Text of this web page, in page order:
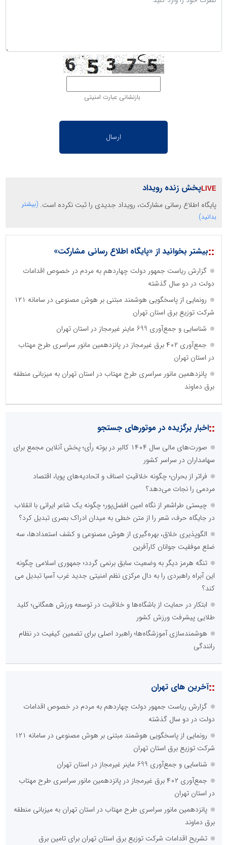
بازنشانی عبارت امنیتی
پخش زنده رویداد
پایگاه اطلاع رسانی مشارکت، رویداد جدیدی را ثبت نکرده است. (بیشتر
بدانید)
::بیشتر بخوانید از «پایگاه اطلاع رسانی مشارکت»
گزارش ریاست جمهور دولت چهاردهم به مردم در خصوص اقدامات
دولت در دو سال گذشته
رونمایی از پاسخگویی هوشمند مبتنی بر هوش مصنوعی در سامانه ۱۲۱
شرکت توزیع برق استان تهران
شناسایی و جمع‌آوری 699 ماینر غیرمجاز در استان تهران
جمع‌آوری ۴۰۲ برق غیرمجاز در پانزدهمین مانور سراسری طرح مهتاب
در استان تهران
پانزدهمین مانور سراسری طرح مهتاب در استان تهران به میزبانی منطقه
برق دماوند
::اخبار برگزیده در موتورهای جستجو
صورت‌های مالی سال ۱۴۰۴ کالبر در بوته رأی؛ پخش آنلاین مجمع برای
سهامداران در سراسر کشور
فراتر از بحران؛ چگونه خلاقیتِ اصناف و اتحادیه‌های پویا، اقتصاد
مردمی را نجات می‌دهد؟
چیستی طراشعر از نگاه امین افضل‌پور؛ چگونه یک شاعر ایرانی با انقلاب
در جایگاه حرف، شعر را از متن خطی به میدان ادراک بصری تبدیل کرد؟
الگوپذیری خلاق، بهره‌گیری از هوش مصنوعی و کشف استعدادها، سه
ضلع موفقیت جوانان کارآفرین
تنگه هرمز دیگر به وضعیت سابق برنمی گردد؛ جمهوری اسلامی چگونه
این آبراه راهبردی را به دال مرکزی نظم امنیتی جدید غرب آسیا تبدیل می
کند؟
ابتکار در حمایت از باشگاه‌ها و خلاقیت در توسعه ورزش همگانی؛ کلید
طلایی پیشرفت ورزش کشور
هوشمندسازی آموزشگاه‌ها؛ راهبرد اصلی برای تضمین کیفیت در نظام
رانندگی
::آخرین های تهران
گزارش ریاست جمهور دولت چهاردهم به مردم در خصوص اقدامات
دولت در دو سال گذشته
رونمایی از پاسخگویی هوشمند مبتنی بر هوش مصنوعی در سامانه ۱۲۱
شرکت توزیع برق استان تهران
شناسایی و جمع‌آوری 699 ماینر غیرمجاز در استان تهران
جمع‌آوری ۴۰۲ برق غیرمجاز در پانزدهمین مانور سراسری طرح مهتاب
در استان تهران
پانزدهمین مانور سراسری طرح مهتاب در استان تهران به میزبانی منطقه
برق دماوند
تشریح اقدامات شرکت توزیع برق استان تهران برای تامین برق